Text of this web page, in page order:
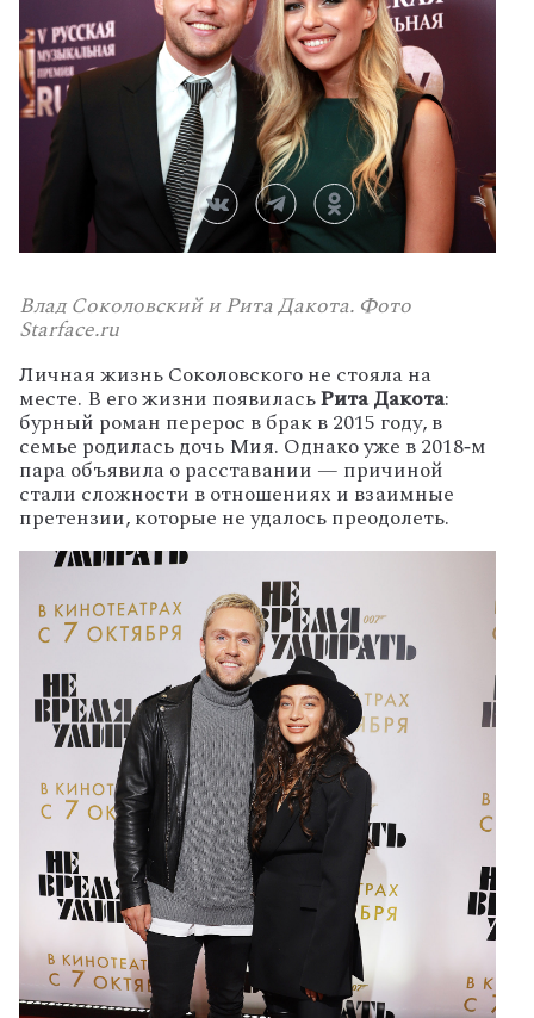
Влад Соколовский и Рита Дакота. Фото
Starface.ru
Личная жизнь Соколовского не стояла на
месте. В его жизни появиласьРита Дакота:
бурный роман перерос в брак в 2015 году, в
семье родилась дочь Мия. Однако уже в 2018‑м
пара объявила о расставании — причиной
стали сложности в отношениях и взаимные
претензии, которые не удалось преодолеть.